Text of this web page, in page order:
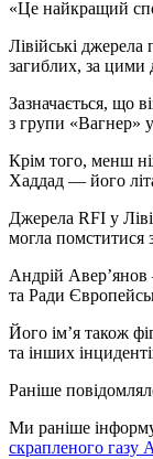
«Це найкращий
Лівійські
загиблих, за цими
Зазначається, що
з групи «Вагнер»
Крім того, менш
Хаддад — його
Джерела RFI у
могла помститися
Андрій Авер’янов
та Ради
Його ім’я також
та інших
Раніше
Ми раніше
скрапленого газу